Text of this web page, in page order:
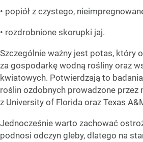
• popiół z czystego,
• rozdrobnione skorupki jaj.
Szczególnie ważny jest potas, który
za gospodarkę wodną rośliny oraz
kwiatowych. Potwierdzają to
roślin ozdobnych prowadzone przez
z University of Florida oraz Texas
Jednocześnie warto zachować
podnosi odczyn gleby, dlatego na